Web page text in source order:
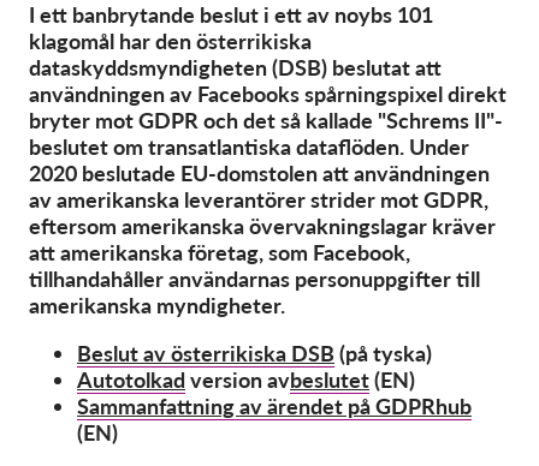
Jobs
Collective Redress
OnionShare
Media
Contact
GDPRhub
I ett banbrytande beslut i ett av noybs 101
klagomål har den österrikiska
dataskyddsmyndigheten (DSB) beslutat att
användningen av Facebooks spårningspixel direkt
bryter mot GDPR och det så kallade "Schrems II"-
beslutet om transatlantiska dataflöden. Under
2020 beslutade EU-domstolen att användningen
av amerikanska leverantörer strider mot GDPR,
eftersom amerikanska övervakningslagar kräver
att amerikanska företag, som Facebook,
tillhandahåller användarnas personuppgifter till
amerikanska myndigheter.
Beslut av österrikiska DSB (på tyska)
Autotolkadversion avbeslutet(EN)
Sammanfattning av ärendet på GDPRhub
(EN)